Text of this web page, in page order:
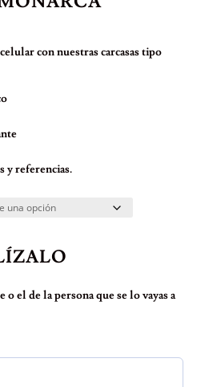
con nuestras carcasas tipo
y referencias.
o el de la persona que se lo vayas a